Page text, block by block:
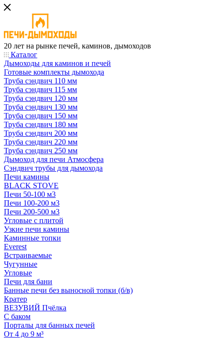
20 лет на рынке печей, каминов, дымоходов
Каталог
Дымоходы для каминов и печей
Готовые комплекты дымохода
Труба сэндвич 110 мм
Труба сэндвич 115 мм
Труба сэндвич 120 мм
Труба сэндвич 130 мм
Труба сэндвич 150 мм
Труба сэндвич 180 мм
Труба сэндвич 200 мм
Труба сэндвич 220 мм
Труба сэндвич 250 мм
Дымоход для печи Атмосфера
Сэндвич трубы для дымохода
Печи камины
BLACK STOVE
Печи 50-100 м3
Печи 100-200 м3
Печи 200-500 м3
Угловые с плитой
Узкие печи камины
Каминные топки
Everest
Встраиваемые
Чугунные
Угловые
Печи для бани
Банные печи без выносной топки (б/в)
Кратер
ВЕЗУВИЙ Пчёлка
С баком
Порталы для банных печей
От 4 до 9 м³